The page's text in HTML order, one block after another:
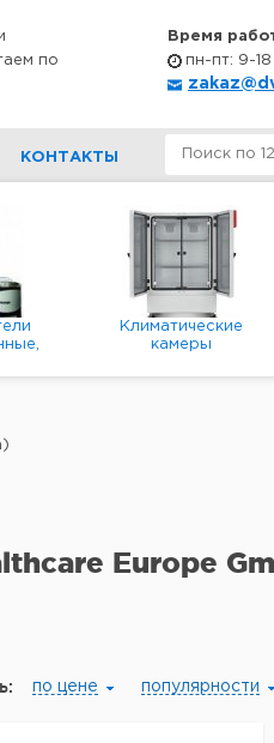
по
Время
пн-пт: 9-18
КОНТАКТЫ
Климатические
камеры
Europe
по цене популярности